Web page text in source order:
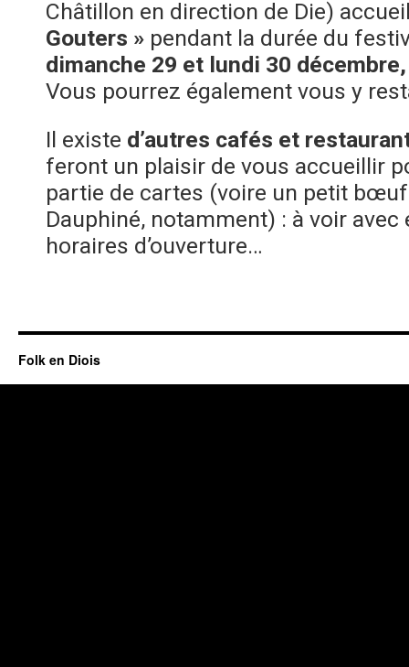
Châtillon en direction de Die)
Gouters » pendant la durée du
dimanche 29 et lundi 30
Vous pourrez également vous y
Il existe d’autres cafés et
feront un plaisir de vous accueillir
partie de cartes (voire un petit
Dauphiné, notamment) : à voir avec
horaires d’ouverture…
Folk en Diois